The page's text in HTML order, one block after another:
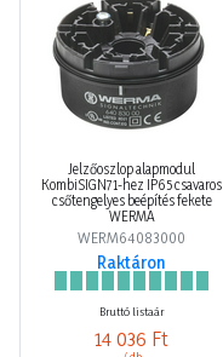
Jelzőoszlop alapmodul
KombiSIGN71-hez IP65 csavaros
csőtengelyes beépítés fekete
WERMA
WERM64083000
Raktáron
Bruttó listaár
14 036 Ft